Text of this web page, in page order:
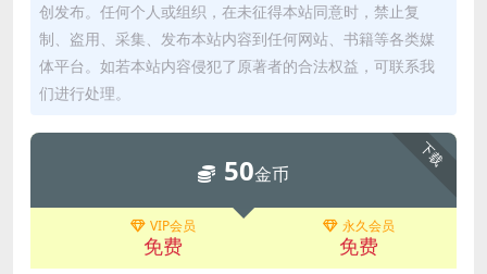
创发布。任何个人或组织，在未征得本站同意时，禁止复
制、盗用、采集、发布本站内容到任何网站、书籍等各类媒
体平台。如若本站内容侵犯了原著者的合法权益，可联系我
们进行处理。
下载
50金币
VIP会员
免费
永久会员
免费